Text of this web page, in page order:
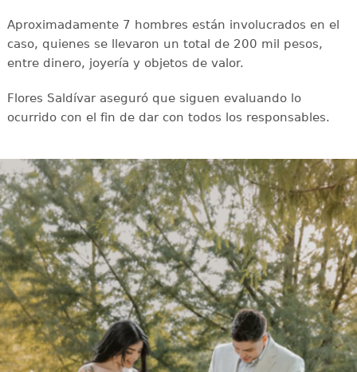
Aproximadamente 7 hombres están involucrados en el
caso, quienes se llevaron un total de 200 mil pesos,
entre dinero, joyería y objetos de valor.
Flores Saldívar aseguró que siguen evaluando lo
ocurrido con el fin de dar con todos los responsables.